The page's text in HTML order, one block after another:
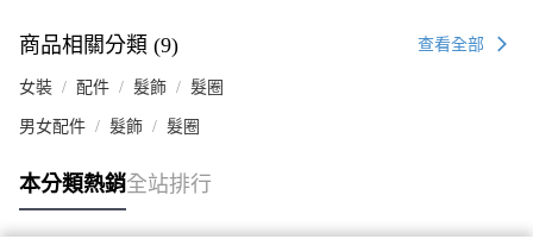
商品相關分類 (9) 查看全部
女裝 配件 髮飾 髮圈
男女配件 髮飾 髮圈
本分類熱銷全站排行